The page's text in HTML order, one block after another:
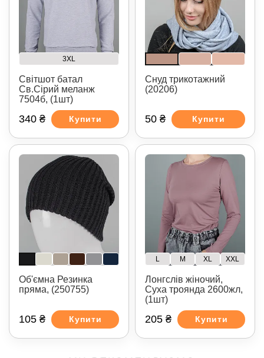
3XL
Світшот батал
Св.Сірий меланж
7504б, (1шт)
340 ₴ Купити
Снуд трикотажний
(20206)
50 ₴ Купити
Об'ємна Резинка
пряма, (250755)
105 ₴ Купити
L M XL XXL
Лонгслів жіночий,
Суха троянда 2600жл,
(1шт)
205 ₴ Купити